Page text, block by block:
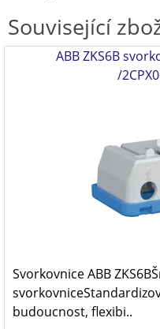
Související
ABB ZKS6B
/
Svorkovnice ABB
budoucnost, flexibi..